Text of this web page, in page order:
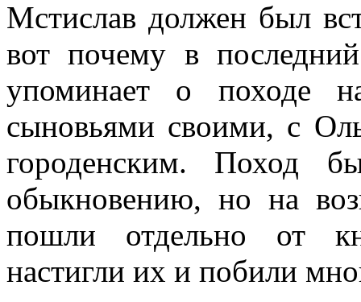
Мстислав должен был
вот почему в
упоминает о походе
сыновьями своими, с
городенским. Поход
обыкновению, но на
пошли отдельно от
настигли их и побили